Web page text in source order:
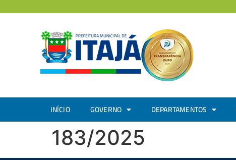
INÍCIO GOVERNO DEPARTAMENTOS
183/2025